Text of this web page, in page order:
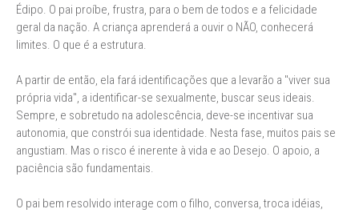
Édipo. O pai proíbe, frustra, para o bem de todos e a felicidade
geral da nação. A criança aprenderá a ouvir o NÃO, conhecerá
limites. O que é a estrutura.
A partir de então, ela fará identificações que a levarão a "viver sua
própria vida", a identificar-se sexualmente, buscar seus ideais.
Sempre, e sobretudo na adolescência, deve-se incentivar sua
autonomia, que constrói sua identidade. Nesta fase, muitos pais se
angustiam. Mas o risco é inerente à vida e ao Desejo. O apoio, a
paciência são fundamentais.
O pai bem resolvido interage com o filho, conversa, troca idéias,